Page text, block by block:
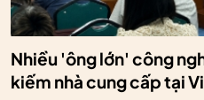
Nhiều 'ông lớn' công
kiếm nhà cung cấp tại